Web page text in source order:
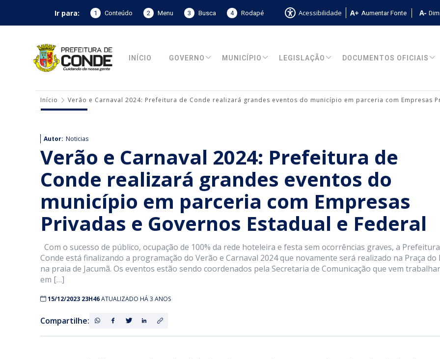
Ir para: 1 Conteúdo 2 Menu 3 Busca 4 Rodapé Acessibilidade Aumentar Fonte
INÍCIO GOVERNO MUNICÍPIO LEGISLAÇÃO DOCUMENTOS OFICIAIS
Início Verão e Carnaval 2024: Prefeitura de Conde realizará grandes eventos do município em parceria com Empresas
Autor: Noticias
Verão e Carnaval 2024: Prefeitura de
Conde realizará grandes eventos do
município em parceria com Empresas
Privadas e Governos Estadual e Federal
Com o sucesso de público, ocupação de 100% da rede hoteleira e festa sem ocorrências graves, a
Conde está finalizando a programação do Verão e Carnaval 2024 que novamente será realizado na Praça do
na praia de Jacumã. Os eventos estão sendo coordenados pela Secretaria de Comunicação que vem
em […]
15/12/2023 23H46ATUALIZADO HÁ 3 ANOS
Compartilhe: